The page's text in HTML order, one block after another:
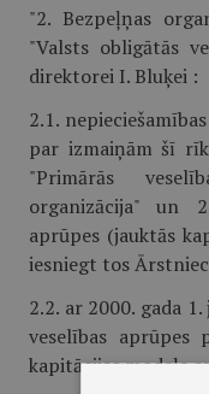
"2. Bezpeļņas
"Valsts obligātās
direktorei I. Bluķei :
2.1.
par izmaiņām šī
"Primārās
organizācija" un
aprūpes (jauktās
iesniegt tos
2.2. ar 2000. gada
veselības aprūpes
kapitācijas modeļa